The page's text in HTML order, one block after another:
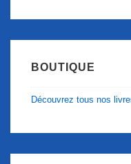
BOUTIQUE
Découvrez tous nos